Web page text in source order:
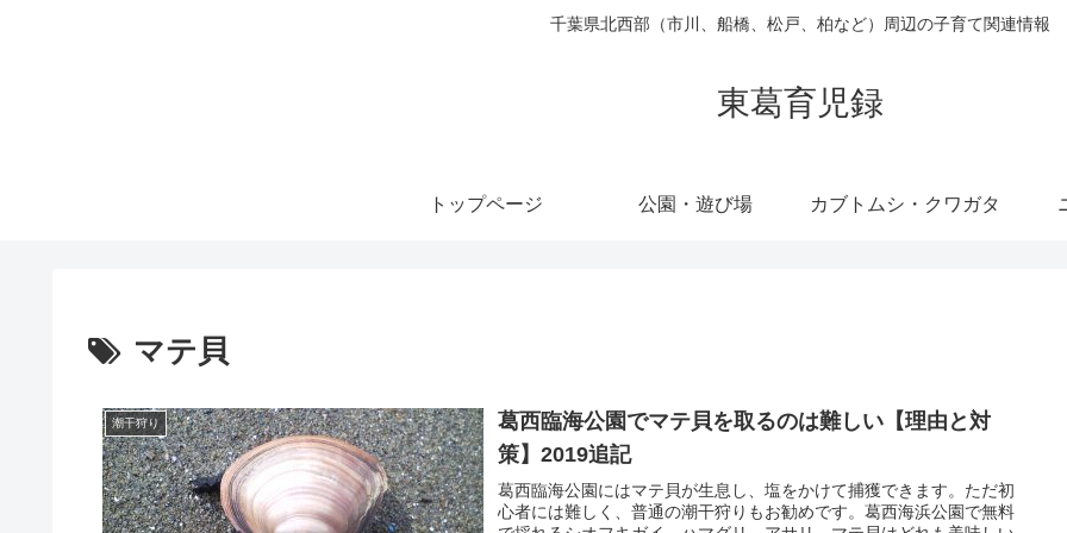
千葉県北西部（市川、船橋、松戸、柏など）周辺の子育て関連情報
東葛育児録
トップページ 公園・遊び場 カブトムシ・クワガタ
マテ貝
潮干狩り
葛西臨海公園でマテ貝を取るのは難しい【理由と対
策】2019追記
葛西臨海公園にはマテ貝が生息し、塩をかけて捕獲できます。ただ初
心者には難しく、普通の潮干狩りもお勧めです。葛西海浜公園で無料